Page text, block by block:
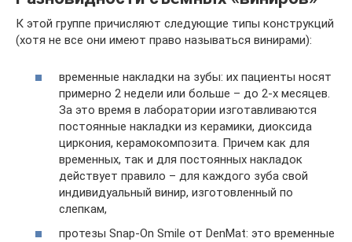
К этой группе причисляют следующие типы конструкций
(хотя не все они имеют право называться винирами):
временные накладки на зубы: их пациенты носят
примерно 2 недели или больше – до 2-х месяцев.
За это время в лаборатории изготавливаются
постоянные накладки из керамики, диоксида
циркония, керамокомпозита. Причем как для
временных, так и для постоянных накладок
действует правило – для каждого зуба свой
индивидуальный винир, изготовленный по
слепкам,
протезы Snap-On Smile от DenMat: это временные